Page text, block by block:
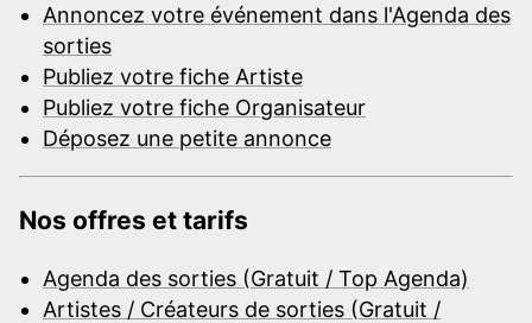
Annoncez votre événement dans l'Agenda des
sorties
Publiez votre fiche Artiste
Publiez votre fiche Organisateur
Déposez une petite annonce
Nos offres et tarifs
Agenda des sorties (Gratuit / Top Agenda)
Artistes / Créateurs de sorties (Gratuit /